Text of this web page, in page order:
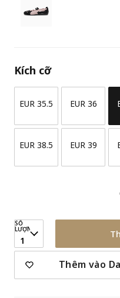
Kích cỡ
EUR 35.5 EUR 36
EUR 38.5 EUR 39
SỐ
LƯỢNG
1
Thêm vào